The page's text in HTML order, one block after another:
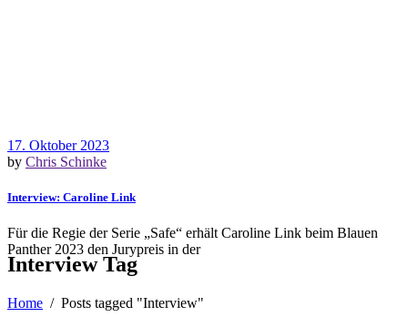
Interview Tag
Home / Posts tagged "Interview"
17. Oktober 2023
by Chris Schinke
Interview: Caroline Link
Für die Regie der Serie „Safe“ erhält Caroline Link beim Blauen
Panther 2023 den Jurypreis in der